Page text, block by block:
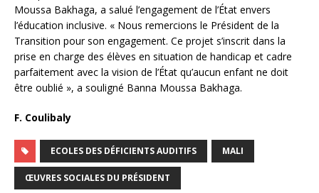
Moussa Bakhaga, a salué l’engagement de l’État envers
l’éducation inclusive. « Nous remercions le Président de la
Transition pour son engagement. Ce projet s’inscrit dans la
prise en charge des élèves en situation de handicap et cadre
parfaitement avec la vision de l’État qu’aucun enfant ne doit
être oublié », a souligné Banna Moussa Bakhaga.
F. Coulibaly
ECOLES DES DÉFICIENTS AUDITIFS MALI
ŒUVRES SOCIALES DU PRÉSIDENT